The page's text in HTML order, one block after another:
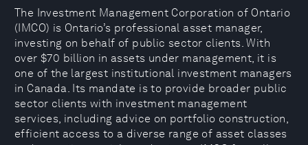
The Investment Management Corporation of Ontario
(IMCO) is Ontario’s professional asset manager,
investing on behalf of public sector clients. With
over $70 billion in assets under management, it is
one of the largest institutional investment managers
in Canada. Its mandate is to provide broader public
sector clients with investment management
services, including advice on portfolio construction,
efficient access to a diverse range of asset classes